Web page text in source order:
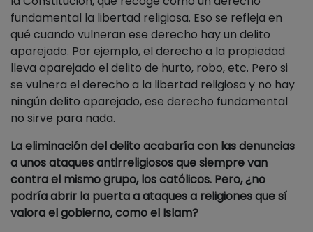
fundamental la libertad religiosa. Eso se refleja en
qué cuando vulneran ese derecho hay un delito
aparejado. Por ejemplo, el derecho a la propiedad
lleva aparejado el delito de hurto, robo, etc. Pero si
se vulnera el derecho a la libertad religiosa y no hay
ningún delito aparejado, ese derecho fundamental
no sirve para nada.
La eliminación del delito acabaría con las denuncias
a unos ataques antirreligiosos que siempre van
contra el mismo grupo, los católicos. Pero, ¿no
podría abrir la puerta a ataques a religiones que sí
valora el gobierno, como el Islam?